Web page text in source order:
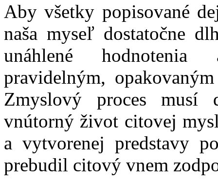
Aby všetky popisované
naša myseľ dostatočne
unáhlené hodnotenia
pravidelným,
Zmyslový proces musí
vnútorný život citovej
a vytvorenej predstavy
prebudil citový vnem